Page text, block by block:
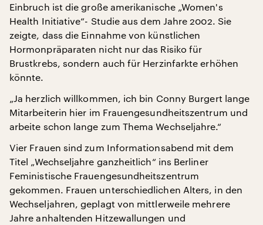
Einbruch ist die große amerikanische „Women's
Health Initiative“- Studie aus dem Jahre 2002. Sie
zeigte, dass die Einnahme von künstlichen
Hormonpräparaten nicht nur das Risiko für
Brustkrebs, sondern auch für Herzinfarkte erhöhen
könnte.
„Ja herzlich willkommen, ich bin Conny Burgert lange
Mitarbeiterin hier im Frauengesundheitszentrum und
arbeite schon lange zum Thema Wechseljahre.“
Vier Frauen sind zum Informationsabend mit dem
Titel „Wechseljahre ganzheitlich“ ins Berliner
Feministische Frauengesundheitszentrum
gekommen. Frauen unterschiedlichen Alters, in den
Wechseljahren, geplagt von mittlerweile mehrere
Jahre anhaltenden Hitzewallungen und